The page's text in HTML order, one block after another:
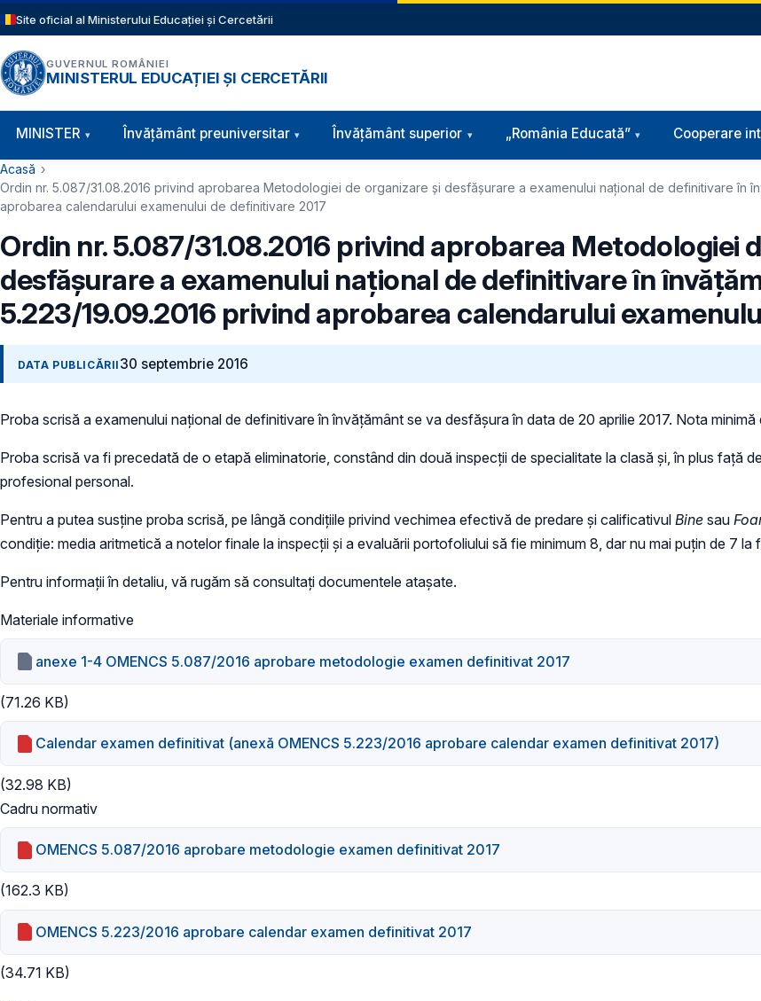
Sari la conținutul principal
Site oficial al Ministerului Educației și Cercetării
GUVERNUL ROMÂNIEI
MINISTERUL EDUCAȚIEI ȘI CERCETĂRII
Navigație principală
MINISTER Învăţământ preuniversitar Învățământ superior „România Educată” Cooperare
Cale de navigare
Acasă
Ordin nr. 5.087/31.08.2016 privind aprobarea Metodologiei de organizare şi desfăşurare a examenului naţional de definitivare în
aprobarea calendarului examenului de definitivare 2017
Ordin nr. 5.087/31.08.2016 privind aprobarea Metodologiei
desfăşurare a examenului naţional de definitivare în
5.223/19.09.2016 privind aprobarea calendarului
DATA PUBLICĂRII 30 septembrie 2016
Proba scrisă a examenului naţional de definitivare în învăţământ se va desfăşura în data de 20 aprilie 2017. Nota
Proba scrisă va fi precedată de o etapă eliminatorie, constând din două inspecţii de specialitate la clasă şi, în plus faţă
profesional personal.
Pentru a putea susţine proba scrisă, pe lângă condiţiile privind vechimea efectivă de predare şi calificativul Bine sau
condiţie: media aritmetică a notelor finale la inspecţii şi a evaluării portofoliului să fie minimum 8, dar nu mai puţin de 7
Pentru informaţii în detaliu, vă rugăm să consultaţi documentele ataşate.
Materiale informative
anexe 1-4 OMENCS 5.087/2016 aprobare metodologie examen definitivat 2017
(71.26 KB)
Calendar examen definitivat (anexă OMENCS 5.223/2016 aprobare calendar examen definitivat 2017)
(32.98 KB)
Cadru normativ
OMENCS 5.087/2016 aprobare metodologie examen definitivat 2017
(162.3 KB)
OMENCS 5.223/2016 aprobare calendar examen definitivat 2017
(34.71 KB)